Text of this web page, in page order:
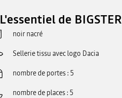
L'essentiel de BIGSTER
noir nacré
Sellerie tissu avec logo Dacia
nombre de portes 5
nombre de places 5